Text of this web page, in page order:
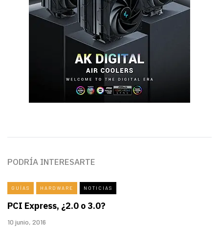
PODRÍA INTERESARTE
GUÍAS HARDWARE NOTICIAS
PCI Express, ¿2.0 o 3.0?
10 junio, 2016